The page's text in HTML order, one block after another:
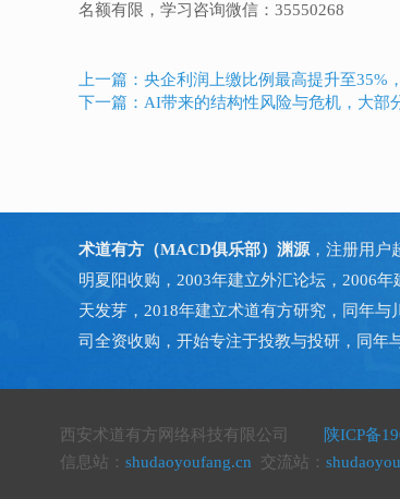
名额有限，学习咨询微信：35550268
上一篇：央企利润上缴比例最高提升至35%
下一篇：AI带来的结构性风险与危机，大部
术道有方（MACD俱乐部）渊源，注册用户
明夏阳收购，2003年建立外汇论坛，2006
天发芽，2018年建立术道有方研究，同年
司全资收购，开始专注于投教与投研，同年
西安术道有方网络科技有限公司
陕ICP备
信息站： shudaoyoufang.cn 交流站：